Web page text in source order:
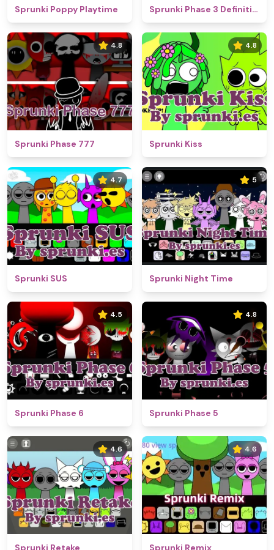
Sprunki Poppy Playtime Sprunki Phase 3 Definitive
4.8
Sprunki Phase 777
4.8
Sprunki Kiss
4.7
Sprunki SUS
5
Sprunki Night Time
4.5
Sprunki Phase 6
4.8
Sprunki Phase 5
4.6
Sprunki Retake
4.6
Sprunki Remix